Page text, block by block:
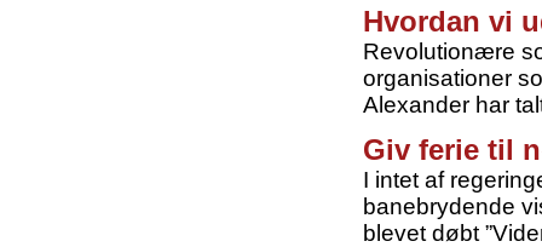
Hvordan vi
Revolutionære
organisationer
Alexander har
Giv ferie til
I intet af
banebrydende
blevet døbt